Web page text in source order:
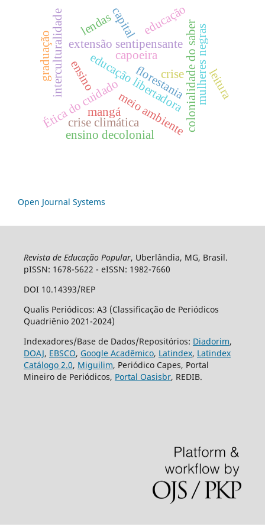
extensão sentipensante colonialidade do saber
educação libertadora
florestania
Ética do cuidado
interculturalidade
crise climática
crise
capital
meio ambiente
ensino decolonial
ensino
graduação
educação
mulheres negras
mangá
leitura
capoeira
lendas
Open Journal Systems
Revista de Educação Popular, Uberlândia, MG, Brasil.
pISSN: 1678-5622 - eISSN: 1982-7660
DOI 10.14393/REP
Qualis Periódicos: A3 (Classificação de Periódicos
Quadriênio 2021-2024)
Indexadores/Base de Dados/Repositórios: Diadorim,
DOAJ, EBSCO, Google Acadêmico, Latindex, Latindex
Catálogo 2.0, Miguilim, Periódico Capes, Portal
Mineiro de Periódicos, Portal Oasisbr, REDIB.